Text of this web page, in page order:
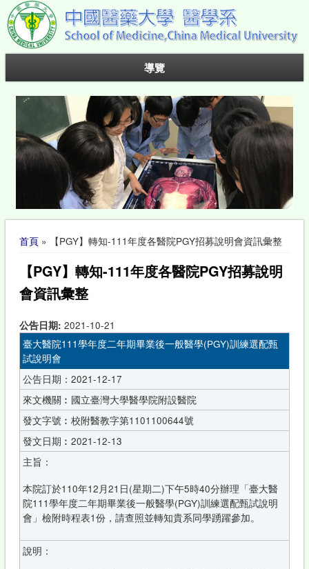
導覽
您在這裡
首頁» 【PGY】轉知-111年度各醫院PGY招募說明會資訊彙整
【PGY】轉知-111年度各醫院PGY招募說明
會資訊彙整
公告日期: 2021-10-21
臺大醫院111學年度二年期畢業後一般醫學(PGY)訓練選配甄
試說明會
公告日期：2021-12-17
來文機關︰國立臺灣大學醫學院附設醫院
發文字號︰校附醫教字第1101100644號
發文日期︰2021-12-13
主旨：
本院訂於110年12月21日(星期二)下午5時40分辦理「臺大醫
院111學年度二年期畢業後一般醫學(PGY)訓練選配甄試說明
會」檢附時程表1份，請查照並轉知貴系同學踴躍參加。
說明：